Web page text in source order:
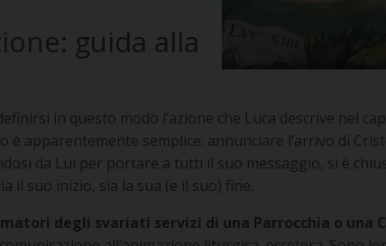
guida alla
in questo modo l’azione che Luca descrive nel
è apparentemente semplice: annunciare l’arrivo di
da Lui per portare a tutti il suo messaggio, si è
il suo inizio, sia la sua (e il suo) fine.
degli svariati servizi di una Parrocchia o una